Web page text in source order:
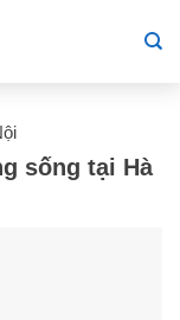
sống tại Hà